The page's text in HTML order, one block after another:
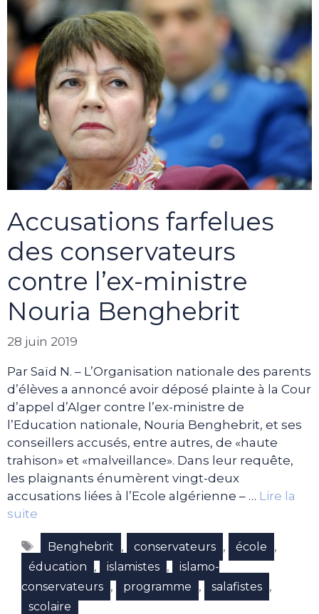
Accusations farfelues
des conservateurs
contre l’ex-ministre
Nouria Benghebrit
28 juin 2019
Par Saïd N. – L’Organisation nationale des parents
d’élèves a annoncé avoir déposé plainte à la Cour
d’appel d’Alger contre l’ex-ministre de
l’Education nationale, Nouria Benghebrit, et ses
conseillers accusés, entre autres, de «haute
trahison» et «malveillance». Dans leur requête,
les plaignants énumèrent vingt-deux
accusations liées à l’Ecole algérienne – … Lire la
suite
Étiquettes
Benghebrit , conservateurs , école ,
éducation , islamistes ,
islamo-
conservateurs , programme , salafistes ,
scolaire